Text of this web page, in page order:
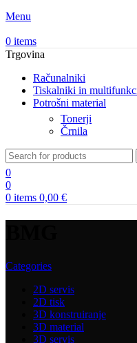
Menu
0 items
Trgovina
Računalniki
Tiskalniki in
Potrošni material
Tonerji
Črnila
0
0
0 items 0,00 €
Categories
2D servis
2D tisk
3D konstruiranje
3D material
3D servis